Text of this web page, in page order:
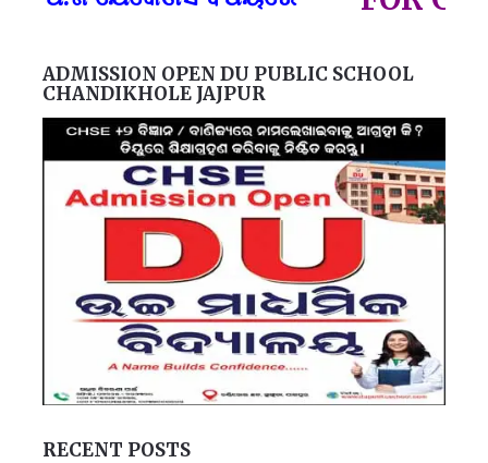
ADMISSION OPEN DU PUBLIC SCHOOL
CHANDIKHOLE JAJPUR
RECENT POSTS